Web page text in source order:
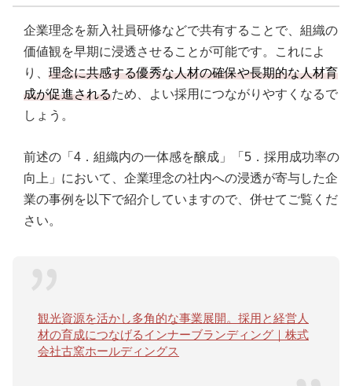
企業理念を新入社員研修などで共有することで、組織の
価値観を早期に浸透させることが可能です。これによ
り、 理念に共感する優秀な人材の確保や長期的な人材育
成が促進されるため、よい採用につながりやすくなるで
しょう。
前述の「4．組織内の一体感を醸成」「5．採用成功率の
向上」において、企業理念の社内への浸透が寄与した企
業の事例を以下で紹介していますので、併せてご覧くだ
さい。
観光資源を活かし多角的な事業展開。採用と経営人
材の育成につなげるインナーブランディング｜株式
会社古窯ホールディングス